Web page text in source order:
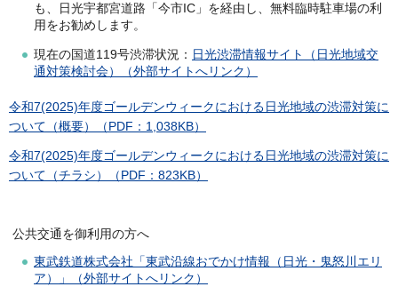
も、日光宇都宮道路「今市IC」を経由し、無料臨時駐車場の利
用をお勧めします。
現在の国道119号渋滞状況： 日光渋滞情報サイト（日光地域交
通対策検討会）（外部サイトへリンク）
令和7(2025)年度ゴールデンウィークにおける日光地域の渋滞対策に
ついて（概要）
（PDF：1,038KB）
令和7(2025)年度ゴールデンウィークにおける日光地域の渋滞対策に
ついて（チラシ）（PDF：823KB）
公共交通を御利用の方へ
東武鉄道株式会社「東武沿線おでかけ情報（日光・鬼怒川エリ
ア）」（外部サイトへリンク）